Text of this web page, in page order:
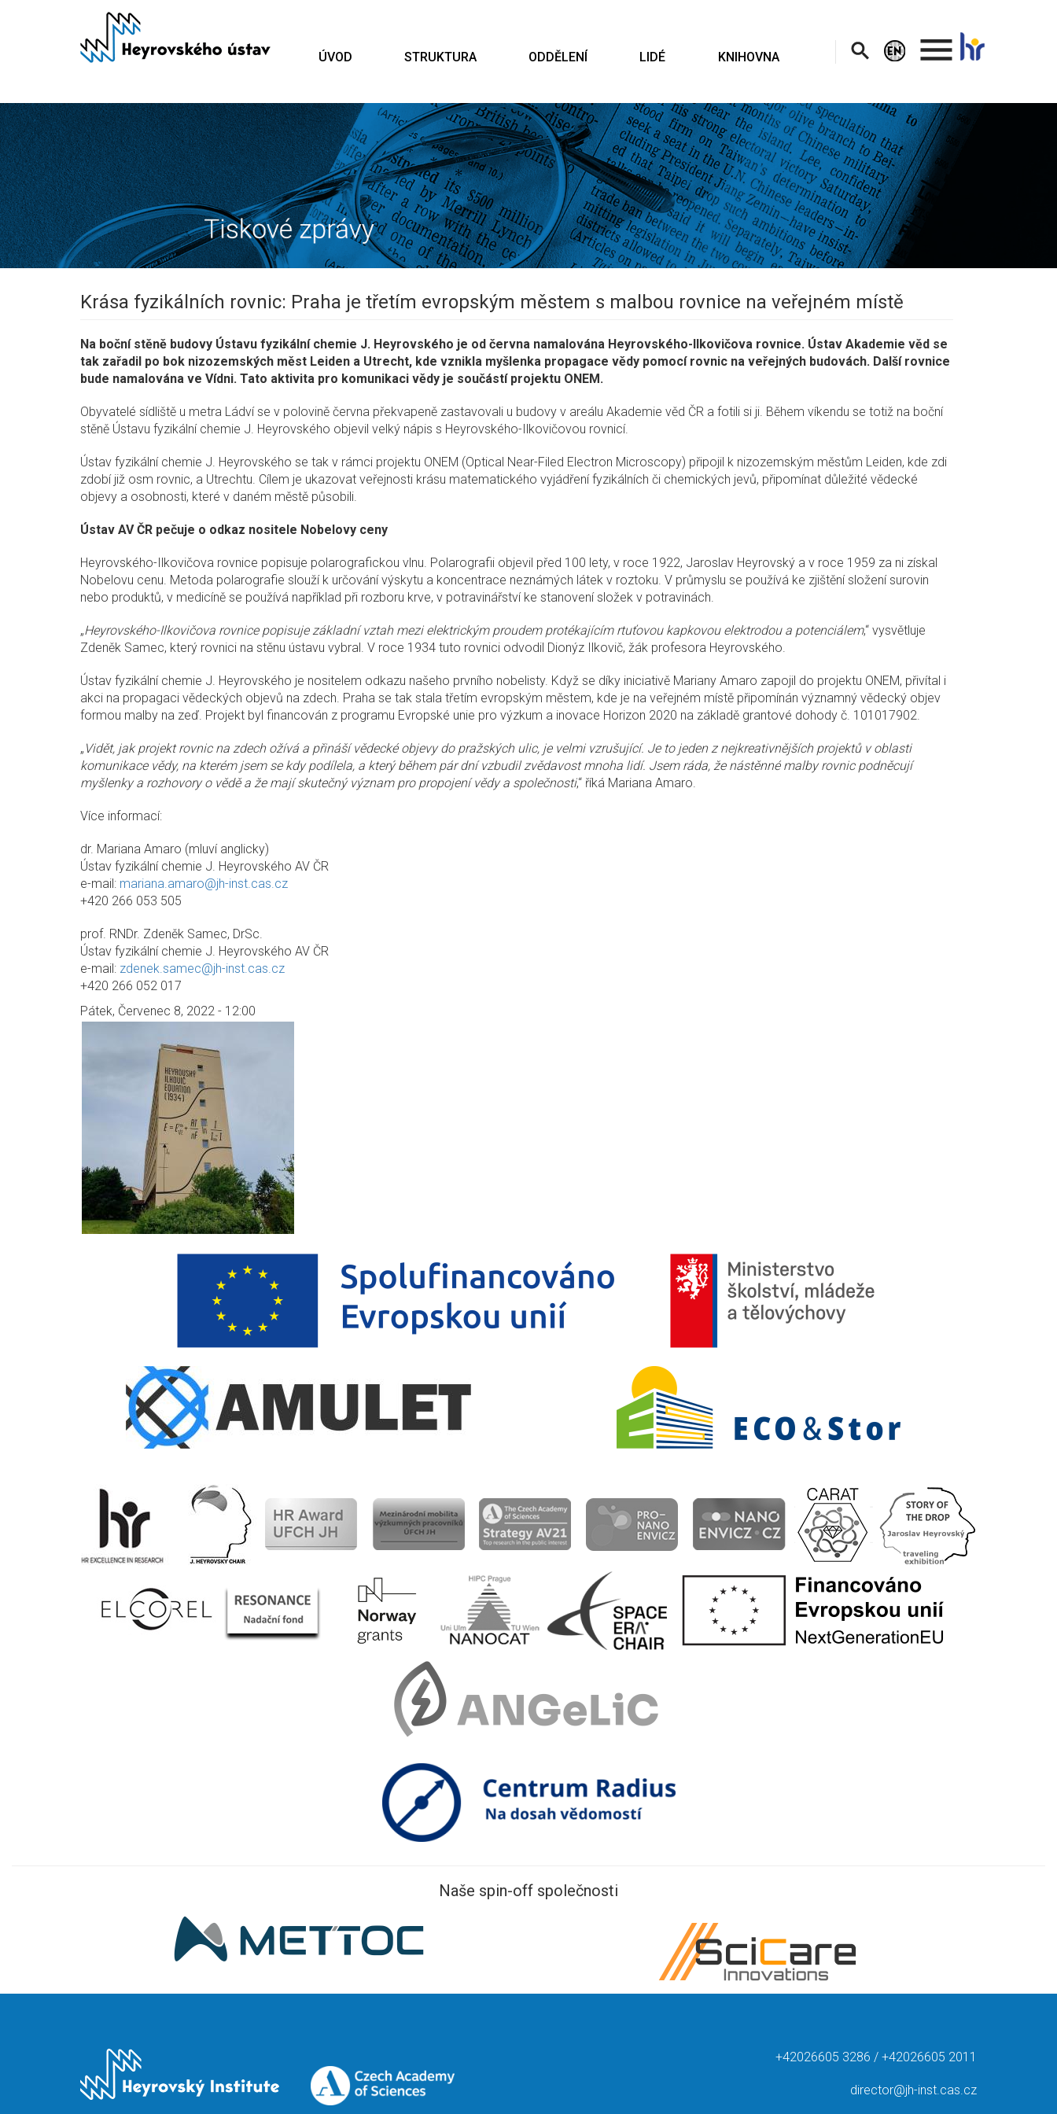
ÚVOD STRUKTURA ODDĚLENÍ LIDÉ KNIHOVNA
.
Krása fyzikálních rovnic: Praha je třetím evropským městem s malbou rovnice na veřejném místě
Na boční stěně budovy Ústavu fyzikální chemie J. Heyrovského je od června namalována Heyrovského-Ilkovičova rovnice. Ústav Akademie věd se
tak zařadil po bok nizozemských měst Leiden a Utrecht, kde vznikla myšlenka propagace vědy pomocí rovnic na veřejných budovách. Další rovnice
bude namalována ve Vídni. Tato aktivita pro komunikaci vědy je součástí projektu ONEM.
Obyvatelé sídliště u metra Ládví se v polovině června překvapeně zastavovali u budovy v areálu Akademie věd ČR a fotili si ji. Během víkendu se totiž na boční
stěně Ústavu fyzikální chemie J. Heyrovského objevil velký nápis s Heyrovského-Ilkovičovou rovnicí.
Ústav fyzikální chemie J. Heyrovského se tak v rámci projektu ONEM (Optical Near-Filed Electron Microscopy) připojil k nizozemským městům Leiden, kde zdi
zdobí již osm rovnic, a Utrechtu. Cílem je ukazovat veřejnosti krásu matematického vyjádření fyzikálních či chemických jevů, připomínat důležité vědecké
objevy a osobnosti, které v daném městě působili.
Ústav AV ČR pečuje o odkaz nositele Nobelovy ceny
Heyrovského-Ilkovičova rovnice popisuje polarografickou vlnu. Polarografii objevil před 100 lety, v roce 1922, Jaroslav Heyrovský a v roce 1959 za ni získal
Nobelovu cenu. Metoda polarografie slouží k určování výskytu a koncentrace neznámých látek v roztoku. V průmyslu se používá ke zjištění složení surovin
nebo produktů, v medicíně se používá například při rozboru krve, v potravinářství ke stanovení složek v potravinách.
„Heyrovského-Ilkovičova rovnice popisuje základní vztah mezi elektrickým proudem protékajícím rtuťovou kapkovou elektrodou a potenciálem,“ vysvětluje
Zdeněk Samec, který rovnici na stěnu ústavu vybral. V roce 1934 tuto rovnici odvodil Dionýz Ilkovič, žák profesora Heyrovského.
Ústav fyzikální chemie J. Heyrovského je nositelem odkazu našeho prvního nobelisty. Když se díky iniciativě Mariany Amaro zapojil do projektu ONEM, přivítal i
akci na propagaci vědeckých objevů na zdech. Praha se tak stala třetím evropským městem, kde je na veřejném místě připomínán významný vědecký objev
formou malby na zeď. Projekt byl financován z programu Evropské unie pro výzkum a inovace Horizon 2020 na základě grantové dohody č. 101017902.
„ Vidět, jak projekt rovnic na zdech ožívá a přináší vědecké objevy do pražských ulic, je velmi vzrušující. Je to jeden z nejkreativnějších projektů v oblasti
komunikace vědy, na kterém jsem se kdy podílela, a který během pár dní vzbudil zvědavost mnoha lidí. Jsem ráda, že nástěnné malby rovnic podněcují
myšlenky a rozhovory o vědě a že mají skutečný význam pro propojení vědy a společnosti,“ říká Mariana Amaro.
Více informací:
dr. Mariana Amaro (mluví anglicky)
Ústav fyzikální chemie J. Heyrovského AV ČR
e-mail: mariana.amaro@jh-inst.cas.cz
+420 266 053 505
prof. RNDr. Zdeněk Samec, DrSc.
Ústav fyzikální chemie J. Heyrovského AV ČR
e-mail: zdenek.samec@jh-inst.cas.cz
+420 266 052 017
Pátek, Červenec 8, 2022 - 12:00
Naše spin-off společnosti
+42026605 3286 / +42026605 2011
director@jh-inst.cas.cz